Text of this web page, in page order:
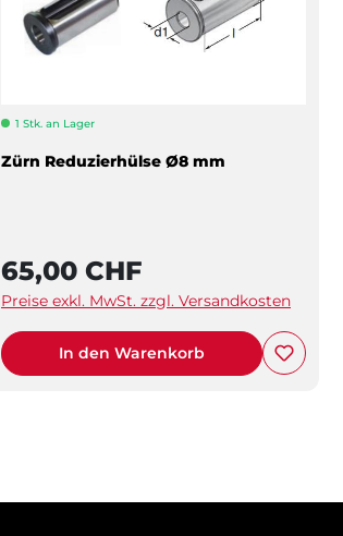
1 Stk. an Lager
Zürn Reduzierhülse Ø8 mm
65,00 CHF
Preise exkl. MwSt. zzgl. Versandkosten
In den Warenkorb